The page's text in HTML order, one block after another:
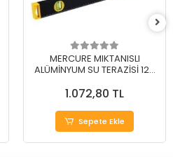
MERCURE MIKTANISLI
ALÜMİNYUM SU TERAZİSİ 120
1.072,80 TL
Sepete Ekle